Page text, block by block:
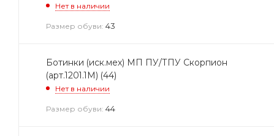
Нет в наличии
Размер обуви: 43
Ботинки (иск.мех) МП ПУ/ТПУ Скорпион
(арт.1201.1М) (44)
Нет в наличии
Размер обуви: 44